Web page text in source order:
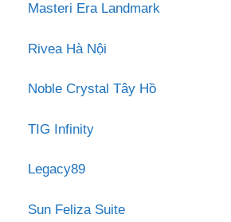
Masteri Era Landmark
Rivea Hà Nội
Noble Crystal Tây Hồ
TIG Infinity
Legacy89
Sun Feliza Suite